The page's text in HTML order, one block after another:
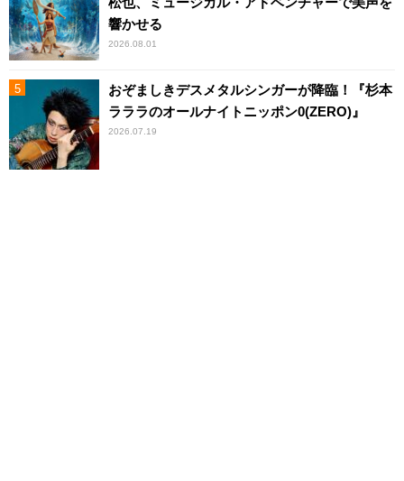
響かせる
2026.08.01
おぞましきデスメタルシンガーが降臨！『杉本
ラララのオールナイトニッポン0(ZERO)』
2026.07.19